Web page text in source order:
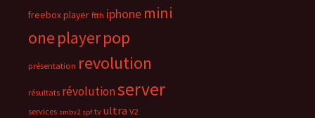
freebox player ftth iphone mini
one playerpop
présentation revolution
résultats révolutionserver
services smbv2 spf tv ultra V2